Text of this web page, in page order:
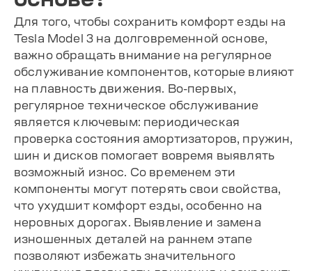
Для того, чтобы сохранить комфорт езды на
Tesla Model 3 на долговременной основе,
важно обращать внимание на регулярное
обслуживание компонентов, которые влияют
на плавность движения. Во-первых,
регулярное техническое обслуживание
является ключевым: периодическая
проверка состояния амортизаторов, пружин,
шин и дисков помогает вовремя выявлять
возможный износ. Со временем эти
компоненты могут потерять свои свойства,
что ухудшит комфорт езды, особенно на
неровных дорогах. Выявление и замена
изношенных деталей на раннем этапе
позволяют избежать значительного